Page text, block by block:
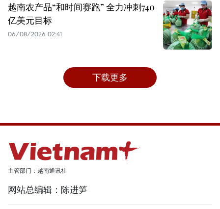
越南农产品“和时间赛跑” 全力冲刺740
亿美元目标
06/08/2026 02:41
下载更多
主管部门：越南通讯社
网站总编辑：陈进笋